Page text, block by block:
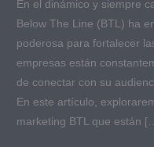
En el dinámico y siempre
Below The Line (BTL) ha
poderosa para fortalecer
empresas están
de conectar con su
En este artículo,
marketing BTL que están